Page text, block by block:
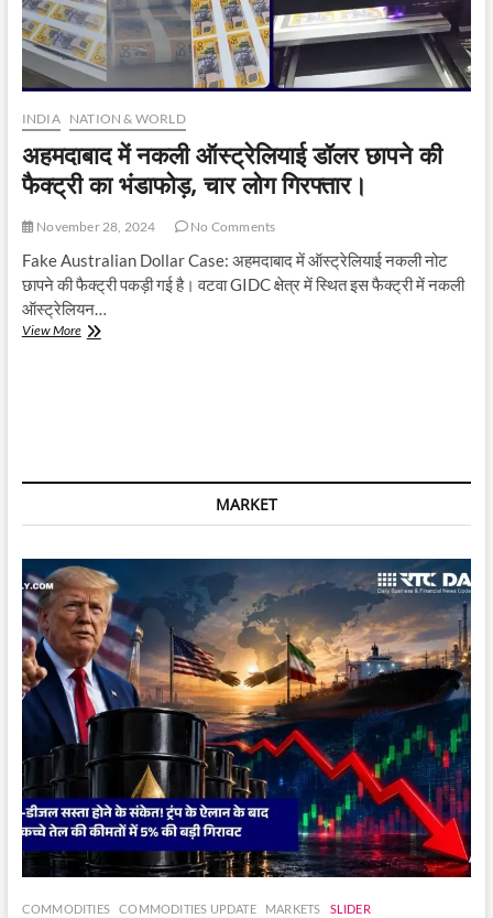
INDIA NATION & WORLD
अहमदाबाद में नकली ऑस्ट्रेलियाई डॉलर छापने की
फैक्ट्री का भंडाफोड़, चार लोग गिरफ्तार।
November 28, 2024 No Comments
Fake Australian Dollar Case: अहमदाबाद में ऑस्ट्रेलियाई नकली नोट
छापने की फैक्ट्री पकड़ी गई है। वटवा GIDC क्षेत्र में स्थित इस फैक्ट्री में नकली
ऑस्ट्रेलियन…
View Moreअहमदाबाद
का
चार
गिरफ्तार।
MARKET
COMMODITIES COMMODITIES UPDATE MARKETS SLIDER